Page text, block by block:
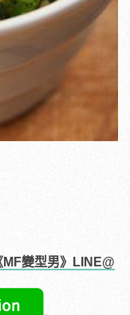
變型男》LINE@